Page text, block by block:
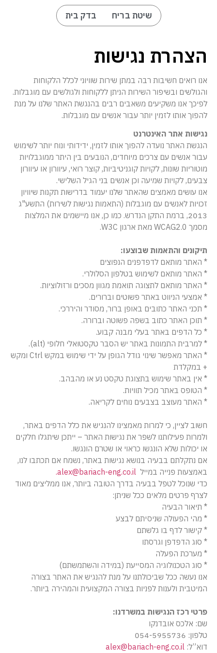
שיטת בריח בדק בית
הצהרת נגישות
אנו רואים חשיבות רבה במתן שירות שוויוני לכלל הלקוחות
והגולשים ובשיפור השירות הניתן ללקוחות ולגולשים עם מוגבלות.
לפיכך אנו משקיעים משאבים רבים בהנגשת האתר שלנו על מנת
להפוך אותו לזמין יותר עבור אנשים עם מוגבלות.
נגישות אתר האינטרנט
הנגשת האתר נועדה להפוך אותו לזמין, ידידותי ונוח יותר לשימוש
עבור אנשים עם צרכים מיוחדים, הנובעים בין היתר ממוגבלויות
מוטוריות שונות, לקויות קוגניטיביות, קוצר רואי, עיוורון או עיוורון
צבעים, לקויות שמיעה וכן אנשים בני הגיל השלישי.
אנו עושים מאמצים שהאתר שלנו יעמוד בדרישות תקנות שיוויון
זכויות לאנשים עם מוגבלות (התאמות נגישות לשירות) התשע"ג
2013, ברמת התקן הנדרש. כמו כן, אנו מיישמים את המלצות
מסמך WCAG2.0 מאת ארגון W3C.
תיקונים והתאמות שבוצעו:
* האתר מותאם לדפדפנים הנפוצים
* האתר מותאם לשימוש בטלפון הסלולרי.
* האתר מותאם לתצוגה תואמת מגוון מסכים ורזולוציות.
* אמצעי הניווט באתר פשוטים וברורים.
* תכני האתר כתובים באופן ברור, מסודר והיררכי.
* תוכן האתר כתוב בשפה פשוטה וברורה.
* כל הדפים באתר בעלי מבנה קבוע.
* למרבית התמונות באתר יש הסבר טקסטואלי חלופי (alt).
* האתר מאפשר שינוי גודל הגופן על ידי שימוש במקש Ctrl ומקש
+ במקלדת
* אין באתר שימוש בתצוגת טקסט נע או מהבהב.
* הטופס באתר מכיל תוויות.
* האתר מעוצב בצבעים נוחים לקריאה.
חשוב לציין, כי למרות מאמצינו להנגיש את כלל הדפים באתר,
ולמרות פעילותנו לשפר את נגישות האתר – ייתכן שיתגלו חלקים
או יכולות שלא הונגשו כראוי או שטרם הונגשו.
אם נתקלתם בבעיה בנושא נגישות באתר, נשמח אם תכתבו לנו,
באמצעות פנייה במייל
כדי שנוכל לטפל בבעיה בדרך הטובה ביותר, אנו ממליצים מאוד
לצרף פרטים מלאים ככל שניתן:
* תיאור הבעיה
* מהי הפעולה שניסיתם לבצע
* קישור לדף בו גלשתם
* סוג הדפדפן וגרסתו
* מערכת הפעלה
* סוג הטכנולוגיה המסייעת (במידה והשתמשתם)
אנו נעשה ככל שביכולתנו על מנת להנגיש את האתר בצורה
המיטבית ולענות לפניות בצורה המקצועית והמהירה ביותר.
פרטי רכז הנגישות במשרדנו:
שם: אלכס אובדנקו
טלפון: 054-5955736
דוא”ל: alex@bariach-eng.co.il